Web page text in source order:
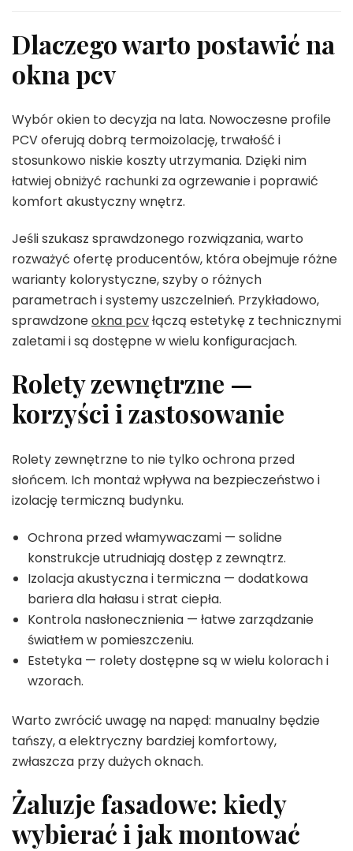
Dlaczego warto postawić na
okna pcv
Wybór okien to decyzja na lata. Nowoczesne profile
PCV oferują dobrą termoizolację, trwałość i
stosunkowo niskie koszty utrzymania. Dzięki nim
łatwiej obniżyć rachunki za ogrzewanie i poprawić
komfort akustyczny wnętrz.
Jeśli szukasz sprawdzonego rozwiązania, warto
rozważyć ofertę producentów, która obejmuje różne
warianty kolorystyczne, szyby o różnych
parametrach i systemy uszczelnień. Przykładowo,
sprawdzoneokna pcvłączą estetykę z technicznymi
zaletami i są dostępne w wielu konfiguracjach.
Rolety zewnętrzne —
korzyści i zastosowanie
Rolety zewnętrzne to nie tylko ochrona przed
słońcem. Ich montaż wpływa na bezpieczeństwo i
izolację termiczną budynku.
Ochrona przed włamywaczami — solidne
konstrukcje utrudniają dostęp z zewnątrz.
Izolacja akustyczna i termiczna — dodatkowa
bariera dla hałasu i strat ciepła.
Kontrola nasłonecznienia — łatwe zarządzanie
światłem w pomieszczeniu.
Estetyka — rolety dostępne są w wielu kolorach i
wzorach.
Warto zwrócić uwagę na napęd: manualny będzie
tańszy, a elektryczny bardziej komfortowy,
zwłaszcza przy dużych oknach.
Żaluzje fasadowe: kiedy
wybierać i jak montować